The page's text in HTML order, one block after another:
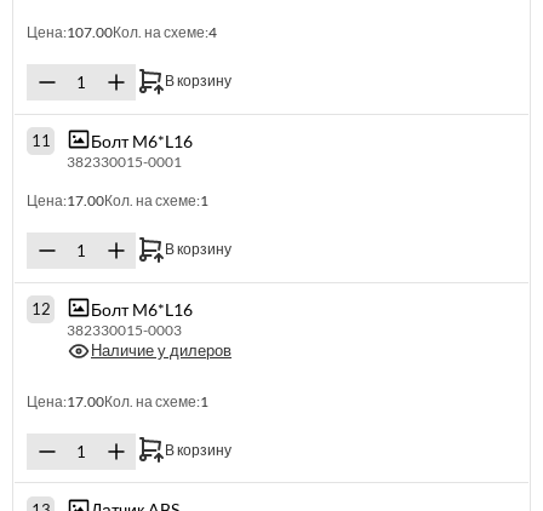
Цена:107.00Кол. на схеме:4
В корзину
11 Болт M6*L16
382330015-0001
Цена:17.00Кол. на схеме:1
В корзину
12 Болт M6*L16
382330015-0003
Наличие у дилеров
Цена:17.00Кол. на схеме:1
В корзину